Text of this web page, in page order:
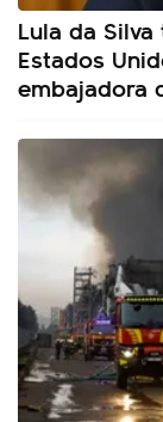
Lula da
Estados
embajadora